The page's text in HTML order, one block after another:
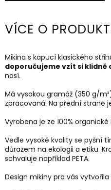
VÍCE O
Mikina s kapucí klasického
doporučujeme vzít si klidně
nosí.
Má vysokou gramáž (350 g/
zpracovaná. Na přední straně
Vyrobena je ze 100% organické
Vedle vysoké kvality se pyšní
důrazem na ekologii a etiku.
schvaluje například PETA.
Design mikiny pro vás